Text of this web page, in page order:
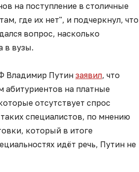
на поступление в столичные
где их нет", и подчеркнул, что
вопрос, насколько
в вузы.
Владимир Путинзаявил, что
абитуриентов на платные
отсутствует спрос
специалистов, по мнению
который в итоге
идёт речь, Путин не